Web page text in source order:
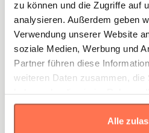
zu können und die Zugriffe auf
analysieren. Außerdem geben
Verwendung unserer Website
soziale Medien, Werbung und
Partner führen diese
weiteren Daten zusammen, die
gesammelt haben.
Alle